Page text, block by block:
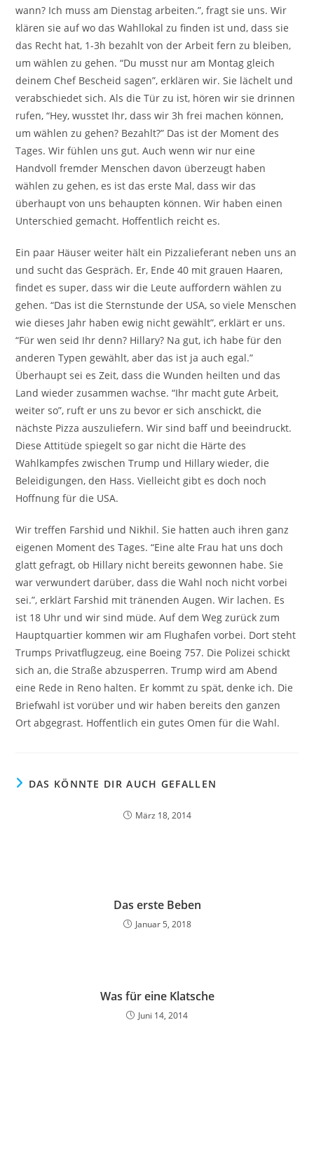
wann? Ich muss am Dienstag arbeiten.”, fragt sie uns. Wir
klären sie auf wo das Wahllokal zu finden ist und, dass sie
das Recht hat, 1-3h bezahlt von der Arbeit fern zu bleiben,
um wählen zu gehen. “Du musst nur am Montag gleich
deinem Chef Bescheid sagen”, erklären wir. Sie lächelt und
verabschiedet sich. Als die Tür zu ist, hören wir sie drinnen
rufen, “Hey, wusstet Ihr, dass wir 3h frei machen können,
um wählen zu gehen? Bezahlt?” Das ist der Moment des
Tages. Wir fühlen uns gut. Auch wenn wir nur eine
Handvoll fremder Menschen davon überzeugt haben
wählen zu gehen, es ist das erste Mal, dass wir das
überhaupt von uns behaupten können. Wir haben einen
Unterschied gemacht. Hoffentlich reicht es.
Ein paar Häuser weiter hält ein Pizzalieferant neben uns an
und sucht das Gespräch. Er, Ende 40 mit grauen Haaren,
findet es super, dass wir die Leute auffordern wählen zu
gehen. “Das ist die Sternstunde der USA, so viele Menschen
wie dieses Jahr haben ewig nicht gewählt”, erklärt er uns.
“Für wen seid Ihr denn? Hillary? Na gut, ich habe für den
anderen Typen gewählt, aber das ist ja auch egal.”
Überhaupt sei es Zeit, dass die Wunden heilten und das
Land wieder zusammen wachse. “Ihr macht gute Arbeit,
weiter so”, ruft er uns zu bevor er sich anschickt, die
nächste Pizza auszuliefern. Wir sind baff und beeindruckt.
Diese Attitüde spiegelt so gar nicht die Härte des
Wahlkampfes zwischen Trump und Hillary wieder, die
Beleidigungen, den Hass. Vielleicht gibt es doch noch
Hoffnung für die USA.
Wir treffen Farshid und Nikhil. Sie hatten auch ihren ganz
eigenen Moment des Tages. “Eine alte Frau hat uns doch
glatt gefragt, ob Hillary nicht bereits gewonnen habe. Sie
war verwundert darüber, dass die Wahl noch nicht vorbei
sei.”, erklärt Farshid mit tränenden Augen. Wir lachen. Es
ist 18 Uhr und wir sind müde. Auf dem Weg zurück zum
Hauptquartier kommen wir am Flughafen vorbei. Dort steht
Trumps Privatflugzeug, eine Boeing 757. Die Polizei schickt
sich an, die Straße abzusperren. Trump wird am Abend
eine Rede in Reno halten. Er kommt zu spät, denke ich. Die
Briefwahl ist vorüber und wir haben bereits den ganzen
Ort abgegrast. Hoffentlich ein gutes Omen für die Wahl.
DAS KÖNNTE DIR AUCH GEFALLEN
März 18, 2014
Das erste Beben
Januar 5, 2018
Was für eine Klatsche
Juni 14, 2014